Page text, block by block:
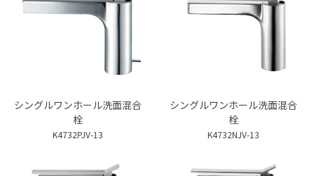
シングルワンホール洗面混合
栓
K4732PJV-13
シングルワンホール洗面混合
栓
K4732NJV-13